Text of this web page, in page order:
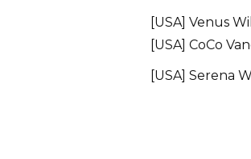
[USA] Venus
[USA] CoCo
[USA] Serena